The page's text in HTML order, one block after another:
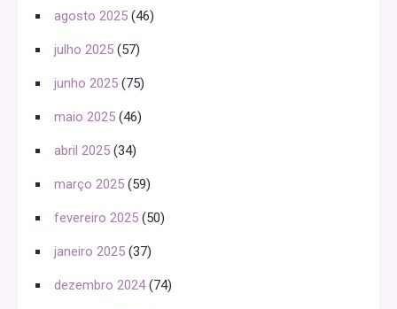
agosto 2025 (46)
julho 2025 (57)
junho 2025 (75)
maio 2025 (46)
abril 2025 (34)
março 2025 (59)
fevereiro 2025 (50)
janeiro 2025 (37)
dezembro 2024(74)